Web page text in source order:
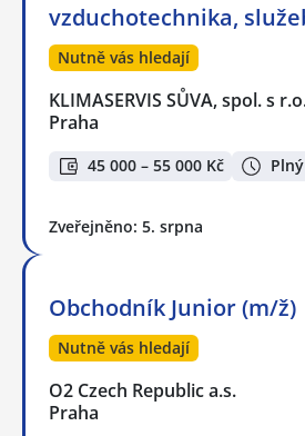
vzduchotechnika,
Nutně vás hledají
KLIMASERVIS SŮVA, spol. s
Praha
45 000 – 55 000 Kč
Zveřejněno: 5. srpna
Obchodník Junior (m/ž)
Nutně vás hledají
O2 Czech Republic a.s.
Praha